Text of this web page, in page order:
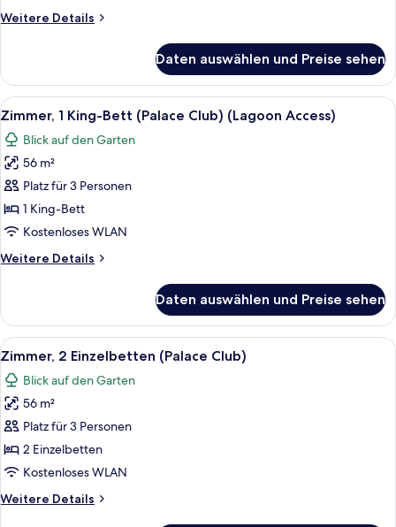
and
bed)
anzeigen
Weitere Details
Weitere
(1
king-
size
and
bed)
Daten auswählen und Preise sehen
Alle
Fotos
für
Zimmer,
1 King-
Bett
(Palace
(Lagoon
Ein Hotelzimmer mit einem großen
8
Zimmer, 1 King-Bett (Palace Club) (Lagoon Access)
Blick auf den Garten
56 m²
Platz für 3 Personen
1 King-Bett
Kostenloses WLAN
Weitere Details
Weitere
1 King-
Bett
(Palace
(Lagoon
Access)
Daten auswählen und Preise sehen
Alle
Fotos
für
Zimmer,
2 Einzelbetten
(Palace
Club)
Ein Hotelzimmer mit einem großen
6
Zimmer, 2 Einzelbetten (Palace Club)
Blick auf den Garten
56 m²
Platz für 3 Personen
2 Einzelbetten
Kostenloses WLAN
Weitere Details
Weitere